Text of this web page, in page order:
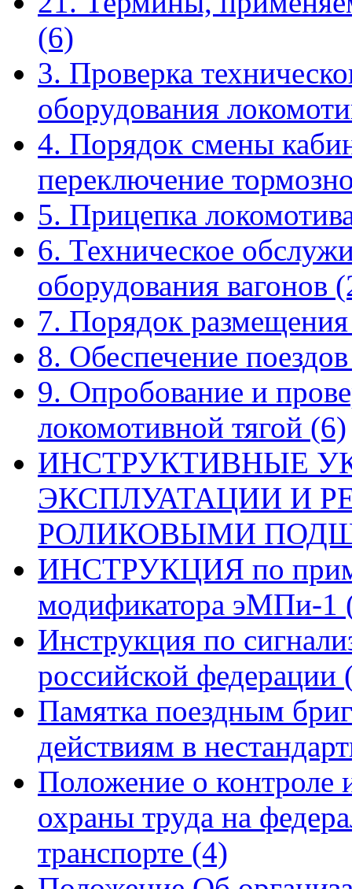
(6)
3. Проверка
оборудования
4. Порядок смены
переключение
5. Прицепка
6. Техническое
оборудования вагонов
7. Порядок
8. Обеспечение
9. Опробование и
локомотивной тягой (6)
ИНСТРУКТИВНЫЕ
ЭКСПЛУАТАЦИИ И
РОЛИКОВЫМИ
ИНСТРУКЦИЯ по
модификатора эМПи-1
Инструкция по
российской федерации
Памятка поездным
действиям в
Положение о контроле
охраны труда на
транспорте (4)